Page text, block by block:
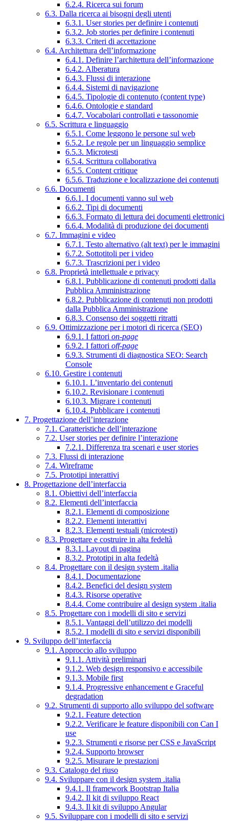
6.2.4. Ricerca sui forum
6.3. Dalla ricerca ai bisogni degli utenti
6.3.1. User stories per definire i contenuti
6.3.2. Job stories per definire i contenuti
6.3.3. Criteri di accettazione
6.4. Architettura dell’informazione
6.4.1. Definire l’architettura dell’informazione
6.4.2. Alberatura
6.4.3. Flussi di interazione
6.4.4. Sistemi di navigazione
6.4.5. Tipologie di contenuto (content type)
6.4.6. Ontologie e standard
6.4.7. Vocabolari controllati e tassonomie
6.5. Scrittura e linguaggio
6.5.1. Come leggono le persone sul web
6.5.2. Le regole per un linguaggio semplice
6.5.3. Microtesti
6.5.4. Scrittura collaborativa
6.5.5. Content critique
6.5.6. Traduzione e localizzazione dei contenuti
6.6. Documenti
6.6.1. I documenti vanno sul web
6.6.2. Tipi di documenti
6.6.3. Formato di lettura dei documenti elettronici
6.6.4. Modalità di produzione dei documenti
6.7. Immagini e video
6.7.1. Testo alternativo (alt text) per le immagini
6.7.2. Sottotitoli per i video
6.7.3. Trascrizioni per i video
6.8. Proprietà intellettuale e privacy
6.8.1. Pubblicazione di contenuti prodotti dalla
Pubblica Amministrazione
6.8.2. Pubblicazione di contenuti non prodotti
dalla Pubblica Amministrazione
6.8.3. Consenso dei soggetti ritratti
6.9. Ottimizzazione per i motori di ricerca (SEO)
6.9.1. I fattori on-page
6.9.2. I fattori off-page
6.9.3. Strumenti di diagnostica SEO: Search
Console
6.10. Gestire i contenuti
6.10.1. L’inventario dei contenuti
6.10.2. Revisionare i contenuti
6.10.3. Migrare i contenuti
6.10.4. Pubblicare i contenuti
7. Progettazione dell’interazione
7.1. Caratteristiche dell’interazione
7.2. User stories per definire l’interazione
7.2.1. Differenza tra scenari e user stories
7.3. Flussi di interazione
7.4. Wireframe
7.5. Prototipi interattivi
8. Progettazione dell’interfaccia
8.1. Obiettivi dell’interfaccia
8.2. Elementi dell’interfaccia
8.2.1. Elementi di composizione
8.2.2. Elementi interattivi
8.2.3. Elementi testuali (microtesti)
8.3. Progettare e costruire in alta fedeltà
8.3.1. Layout di pagina
8.3.2. Prototipi in alta fedeltà
8.4. Progettare con il design system .italia
8.4.1. Documentazione
8.4.2. Benefici del design system
8.4.3. Risorse operative
8.4.4. Come contribuire al design system .italia
8.5. Progettare con i modelli di sito e servizi
8.5.1. Vantaggi dell’utilizzo dei modelli
8.5.2. I modelli di sito e servizi disponibili
9. Sviluppo dell’interfaccia
9.1. Approccio allo sviluppo
9.1.1. Attività preliminari
9.1.2. Web design responsivo e accessibile
9.1.3. Mobile first
9.1.4. Progressive enhancement e Graceful
degradation
9.2. Strumenti di supporto allo sviluppo del software
9.2.1. Feature detection
9.2.2. Verificare le feature disponibili con Can I
use
9.2.3. Strumenti e risorse per CSS e JavaScript
9.2.4. Supporto browser
9.2.5. Misurare le prestazioni
9.3. Catalogo del riuso
9.4. Sviluppare con il design system .italia
9.4.1. Il framework Bootstrap Italia
9.4.2. Il kit di sviluppo React
9.4.3. Il kit di sviluppo Angular
9.5. Sviluppare con i modelli di sito e servizi